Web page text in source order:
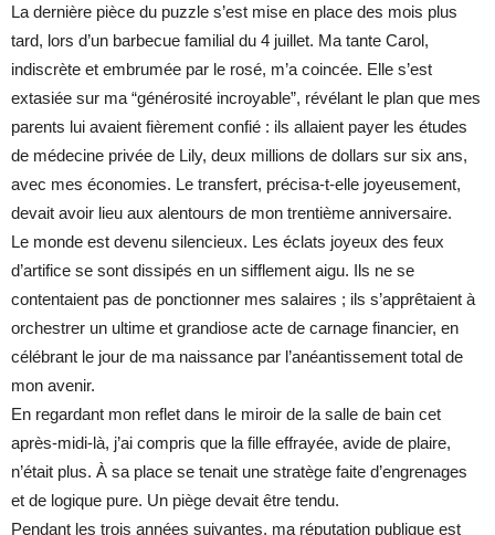
La dernière pièce du puzzle s’est mise en place des mois plus
tard, lors d’un barbecue familial du 4 juillet. Ma tante Carol,
indiscrète et embrumée par le rosé, m’a coincée. Elle s’est
extasiée sur ma “générosité incroyable”, révélant le plan que mes
parents lui avaient fièrement confié : ils allaient payer les études
de médecine privée de Lily, deux millions de dollars sur six ans,
avec mes économies. Le transfert, précisa-t-elle joyeusement,
devait avoir lieu aux alentours de mon trentième anniversaire.
Le monde est devenu silencieux. Les éclats joyeux des feux
d’artifice se sont dissipés en un sifflement aigu. Ils ne se
contentaient pas de ponctionner mes salaires ; ils s’apprêtaient à
orchestrer un ultime et grandiose acte de carnage financier, en
célébrant le jour de ma naissance par l’anéantissement total de
mon avenir.
En regardant mon reflet dans le miroir de la salle de bain cet
après-midi-là, j’ai compris que la fille effrayée, avide de plaire,
n’était plus. À sa place se tenait une stratège faite d’engrenages
et de logique pure. Un piège devait être tendu.
Pendant les trois années suivantes, ma réputation publique est